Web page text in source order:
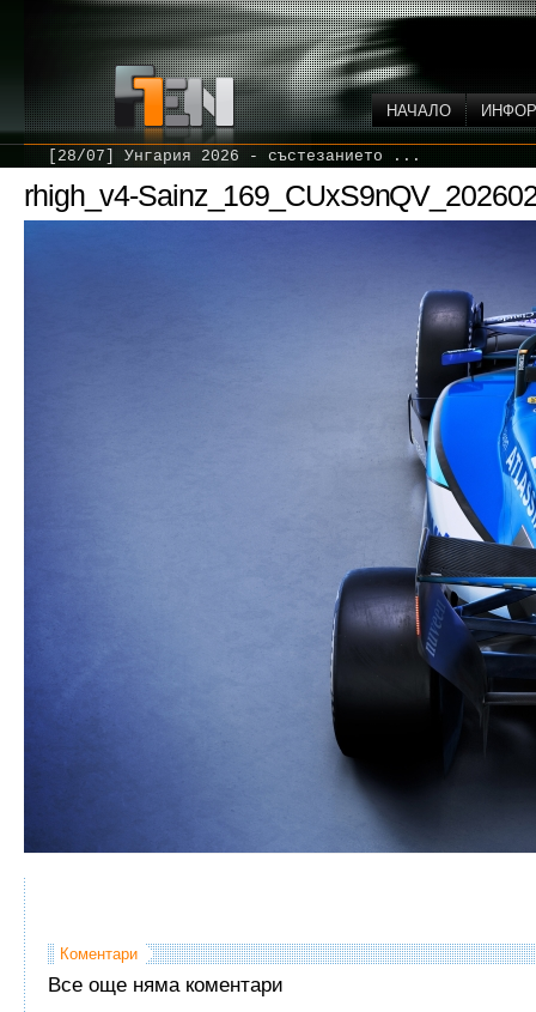
НАЧАЛО
[28/07] Унгария 2026 - състезанието ...
rhigh_v4-
Коментари
Все още няма коментари